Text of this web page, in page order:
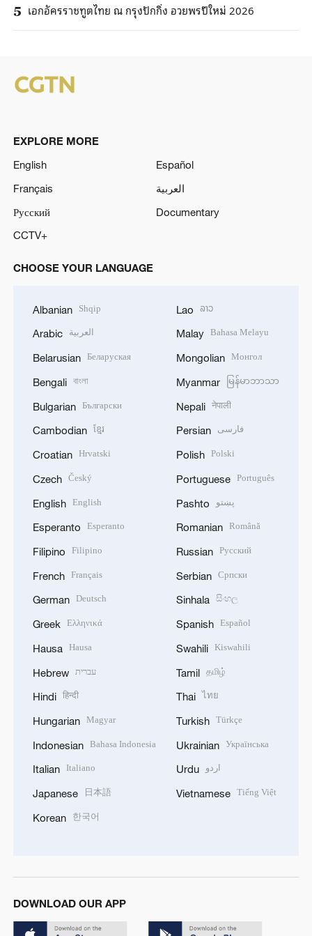
5 เอกอัครราชทูตไทย ณ กรุงปักกิ่ง อวยพรปีใหม่ 2026
EXPLORE MORE
English
Español
Français
العربية
Русский
Documentary
CCTV+
CHOOSE YOUR LANGUAGE
Albanian Shqip
Arabic العربية
Belarusian Беларуская
Bengali বাংলা
Bulgarian Български
Cambodian ខ្មែរ
Croatian Hrvatski
Czech Český
English English
Esperanto Esperanto
Filipino Filipino
French Français
German Deutsch
Greek Ελληνικά
Hausa Hausa
Hebrew עברית
Hindi हिन्दी
Hungarian Magyar
Indonesian Bahasa Indonesia
Italian Italiano
Japanese 日本語
Korean 한국어
Lao ລາວ
Malay Bahasa Melayu
Mongolian Монгол
Myanmar မြန်မာဘာသာ
Nepali नेपाली
Persian فارسی
Polish Polski
Portuguese Português
Pashto پښتو
Romanian Română
Russian Русский
Serbian Српски
Sinhala සිංහල
Spanish Español
Swahili Kiswahili
Tamil தமிழ்
Thai ไทย
Turkish Türkçe
Ukrainian Українська
Urdu اردو
Vietnamese Tiếng Việt
DOWNLOAD OUR APP